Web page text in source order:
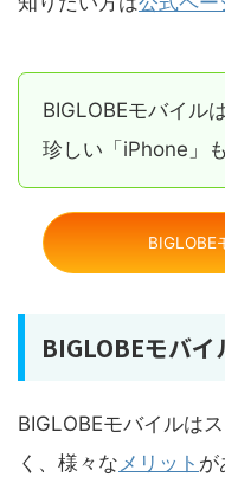
BIGLOBEモバイル
珍しい「iPhone」
BIGLOBE
BIGLOBEモバイ
BIGLOBEモバイルは
く、様々なメリット が